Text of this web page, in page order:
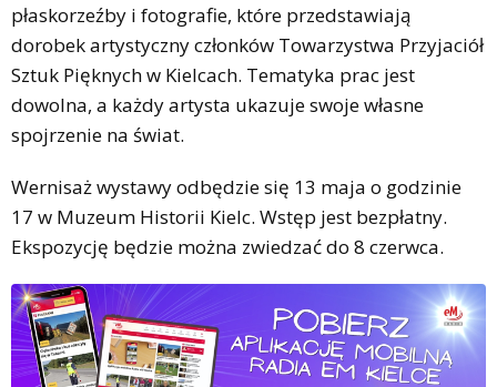
płaskorzeźby i fotografie, które przedstawiają
dorobek artystyczny członków Towarzystwa Przyjaciół
Sztuk Pięknych w Kielcach. Tematyka prac jest
dowolna, a każdy artysta ukazuje swoje własne
spojrzenie na świat.
Wernisaż wystawy odbędzie się 13 maja o godzinie
17 w Muzeum Historii Kielc. Wstęp jest bezpłatny.
Ekspozycję będzie można zwiedzać do 8 czerwca.